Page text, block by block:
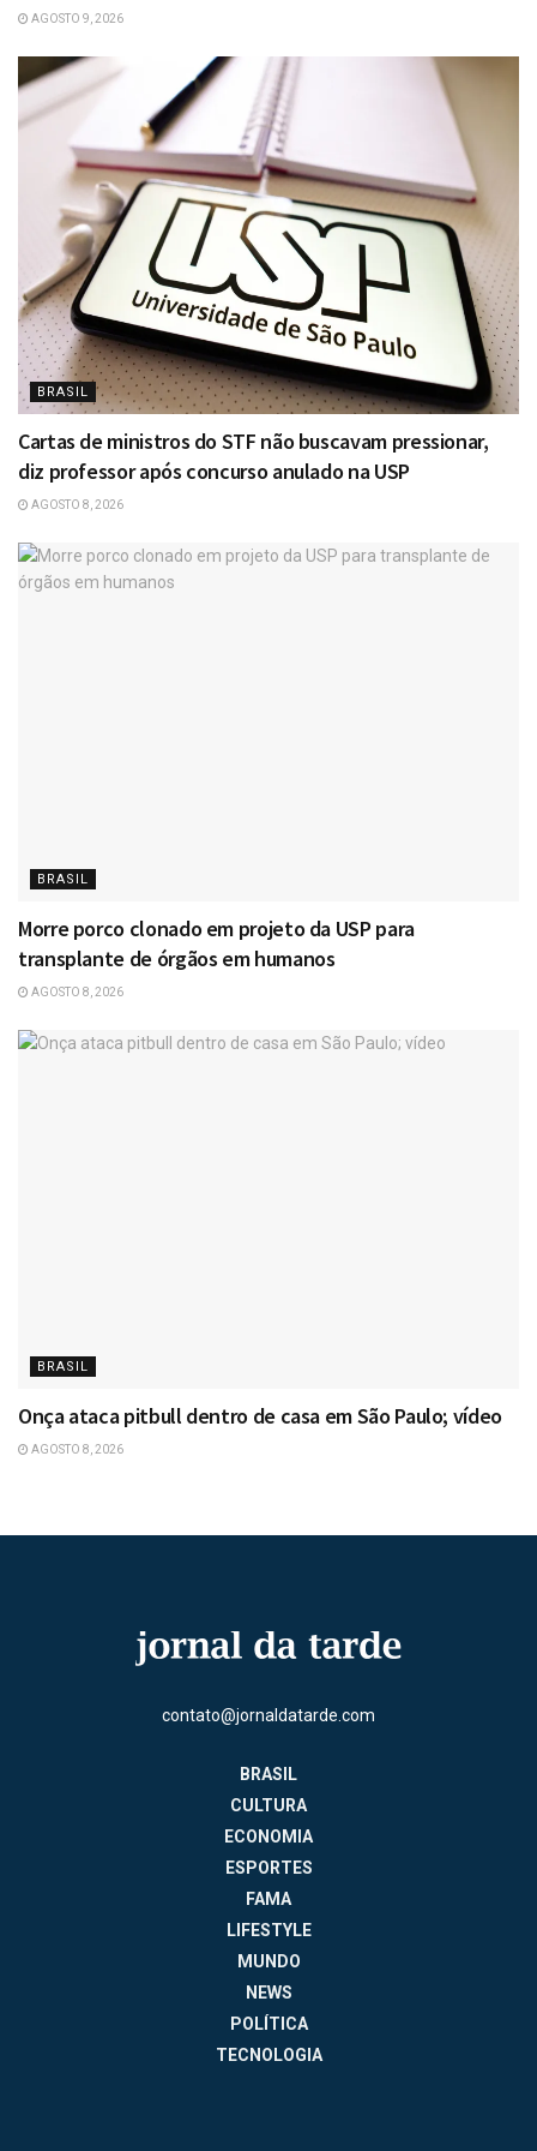
AGOSTO 9, 2026
BRASIL
Cartas de ministros do STF não buscavam pressionar,
diz professor após concurso anulado na USP
AGOSTO 8, 2026
BRASIL
Morre porco clonado em projeto da USP para
transplante de órgãos em humanos
AGOSTO 8, 2026
BRASIL
Onça ataca pitbull dentro de casa em São Paulo; vídeo
AGOSTO 8, 2026
contato@jornaldatarde.com
BRASIL
CULTURA
ECONOMIA
ESPORTES
FAMA
LIFESTYLE
MUNDO
NEWS
POLÍTICA
TECNOLOGIA